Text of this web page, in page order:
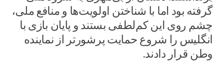
گرفته بود اما با شناختن اولویت‌ها و منافع ملی،
چشم روی این کم‌لطفی بستند و پایان بازی با
انگلیس را شروع حمایت پرشورتر از نماینده
وطن قرار دادند.